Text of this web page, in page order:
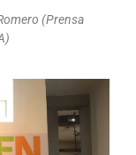
(Prensa